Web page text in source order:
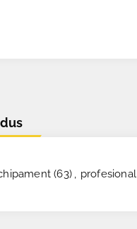
(63) , profesional